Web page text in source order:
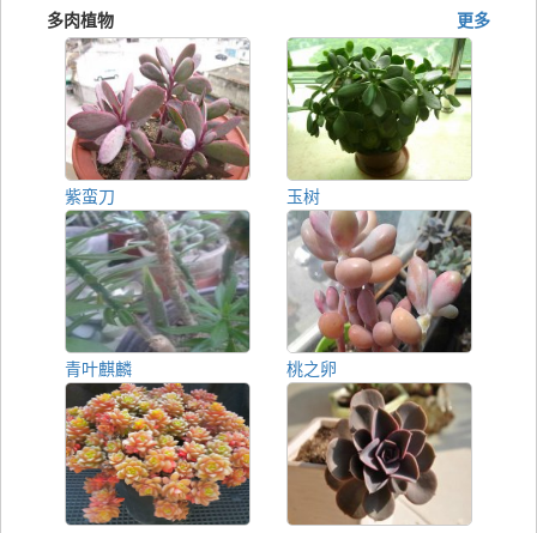
更多
多肉植物
紫蛮刀 玉树
青叶麒麟 桃之卵